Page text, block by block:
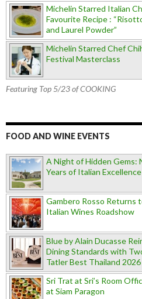
Michelin Starred Italian
Favourite Recipe :
and Laurel Powder”
Michelin Starred Chef
Festival Masterclass
Featuring Top 5/23 of COOKING
FOOD AND WINE EVENTS
A Night of Hidden Gems:
Years of Italian
Gambero Rosso Returns
Italian Wines Roadshow
Blue by Alain Ducasse
Dining Standards with
Tatler Best Thailand 2026
Sri Trat at Sri’s Room
at Siam Paragon